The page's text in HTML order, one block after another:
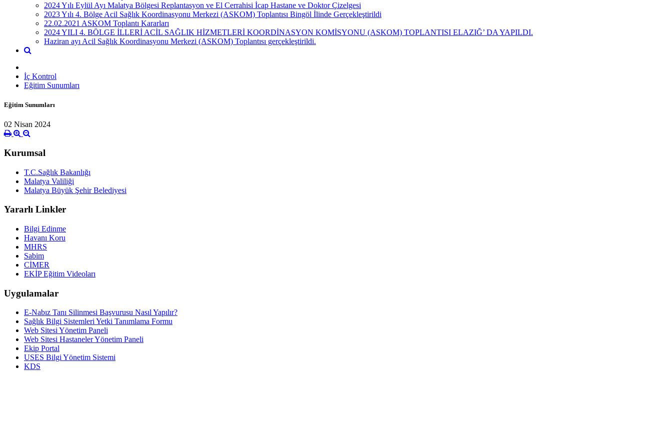
2024 Yılı Eylül Ayı Malatya Bölgesi Replantasyon ve El Cerrahisi İcap Hastane ve Doktor Çizelgesi
2023 Yılı 4. Bölge Acil Sağlık Koordinasyonu Merkezi (ASKOM) Toplantısı Bingöl İlinde Gerçekleştirildi
22.02.2021 ASKOM Toplantı Kararları
2024 YILI 4. BÖLGE İLLERİ ACİL SAĞLIK HİZMETLERİ KOORDİNASYON KOMİSYONU (ASKOM) TOPLANTISI ELAZIĞ’ DA YAPILDI.
Haziran ayı Acil Sağlık Koordinasyonu Merkezi (ASKOM) Toplantısı gerçekleştirildi.
İç Kontrol
Eğitim Sunumları
Eğitim Sunumları
02 Nisan 2024
Kurumsal
T.C.Sağlık Bakanlığı
Malatya Valiliği
Malatya Büyük Şehir Belediyesi
Yararlı Linkler
Bilgi Edinme
Havanı Koru
MHRS
Sabim
CİMER
EKİP Eğitim Videoları
Uygulamalar
E-Nabız Tanı Silinmesi Başvurusu Nasıl Yapılır?
Sağlık Bilgi Sistemleri Yetki Tanımlama Formu
Web Sitesi Yönetim Paneli
Web Sitesi Hastaneler Yönetim Paneli
Ekip Portal
USES Bilgi Yönetim Sistemi
KDS